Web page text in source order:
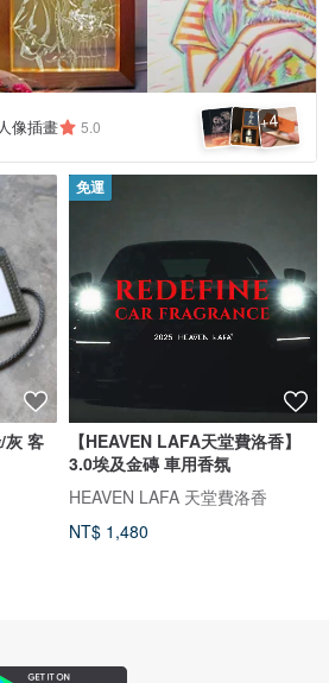
像插畫 5.0 +4
客
免運
【HEAVEN LAFA天堂費洛香】
3.0埃及金磚 車用香氛
HEAVEN LAFA 天堂費洛香
NT$ 1,480